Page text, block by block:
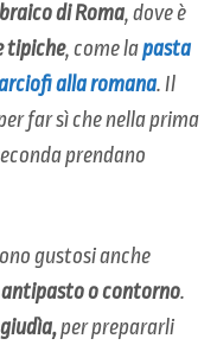
di Roma, dove è
tipiche, come lapasta
alla romana. Il
far sì che nella prima
prendano
gustosi anche
antipasto o contorno.
per prepararli